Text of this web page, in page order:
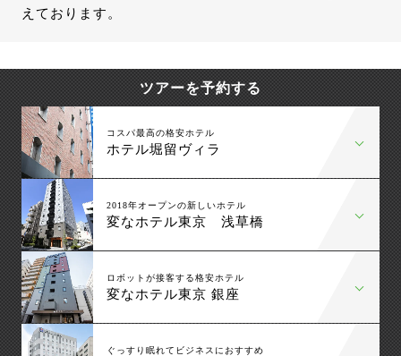
えております。
ツアーを予約する
コスパ最高の格安ホテル
ホテル堀留ヴィラ
2018年オープンの新しいホテル
変なホテル東京 浅草橋
ロボットが接客する格安ホテル
変なホテル東京 銀座
ぐっすり眠れてビジネスにおすすめ